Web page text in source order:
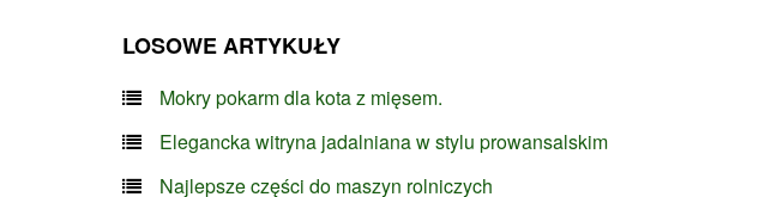
LOSOWE ARTYKUŁY
Mokry pokarm dla kota z mięsem.
Elegancka witryna jadalniana w stylu prowansalskim
Najlepsze części do maszyn rolniczych